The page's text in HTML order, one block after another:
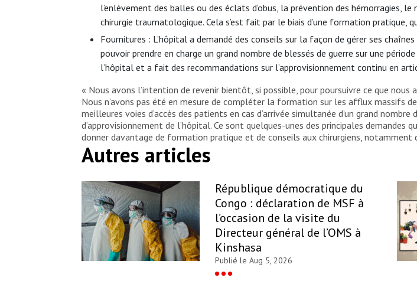
l’enlèvement des balles ou des éclats d’obus, la prévention des hémorragies,
chirurgie traumatologique. Cela s’est fait par le biais d’une formation pratique,
Fournitures : L’hôpital a demandé des conseils sur la façon de gérer ses
pouvoir prendre en charge un grand nombre de blessés de guerre sur une
l’hôpital et a fait des recommandations sur l’approvisionnement continu en
« Nous avons l’intention de revenir bientôt, si possible, pour poursuivre ce que
Nous n’avons pas été en mesure de compléter la formation sur les afflux massifs
meilleures voies d’accès des patients en cas d’arrivée simultanée d’un grand
d’approvisionnement de l’hôpital. Ce sont quelques-unes des principales
donner davantage de formation pratique et de conseils aux chirurgiens,
Autres articles
République démocratique du
Congo : déclaration de MSF à
l’occasion de la visite du
Directeur général de l’OMS à
Kinshasa
Publié le Aug 5, 2026